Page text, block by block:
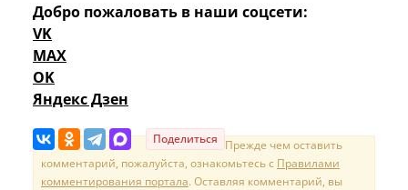
Добро пожаловать в наши соцсети:
VK
MAX
OK
Яндекс Дзен
Поделиться Прежде чем оставить
комментарий, пожалуйста, ознакомьтесь с Правилами
комментирования портала. Оставляя комментарий, вы